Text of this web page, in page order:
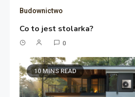
Budownictwo
Co to jest stolarka?
0
10 MINS READ